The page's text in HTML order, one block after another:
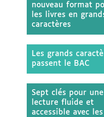
nouveau format
les livres en
caractères
Les grands
passent le BAC
Sept clés pour une
lecture fluide et
accessible avec les